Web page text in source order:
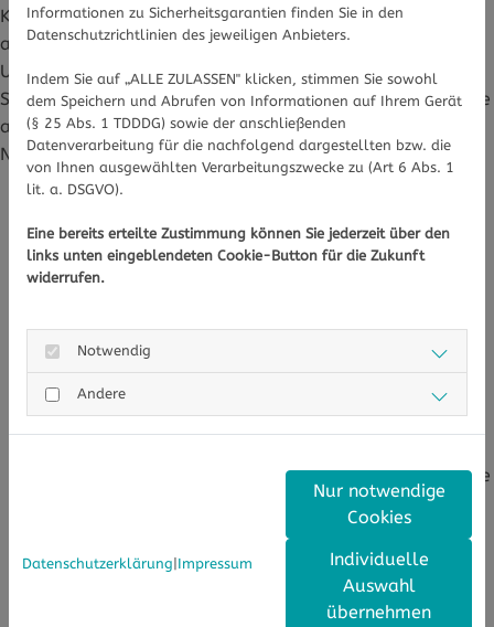
Krebs. Doch auch die Medikamente, die gegen diese und
andere Krankheiten eingenommen werden, können
Ursachen für das Schwitzen in der Nacht sein. Starkes
Schwitzen in der Nacht ist meistens in der Packungsbeilage
als Nebenwirkung angegeben. Zu den Medikamenten, die
Nachtschweiß verursachen können, zählen:
Fiebersenkende Mittel wie Paracetamol oder
Acetylsalicylsäure
Medikamente gegen Bronchitis oder Asthma wie
Salbutamol
Antidepressiva
Neuroleptika
Blutzuckersenkende Medikamente
Medikamente zur Hormonblockade, die bei Brust-
Hormonpräparate zur Behandlung von Endometriose
Durchblutungsfördernde Mittel zur Behandlung von
Schilddrüsenhormone
Informationen zu Sicherheitsgarantien finden Sie in den
Datenschutzrichtlinien des jeweiligen Anbieters.
Indem Sie auf „ALLE ZULASSEN" klicken, stimmen Sie sowohl
dem Speichern und Abrufen von Informationen auf Ihrem Gerät
(§ 25 Abs. 1 TDDDG) sowie der anschließenden
Datenverarbeitung für die nachfolgend dargestellten bzw. die
von Ihnen ausgewählten Verarbeitungszwecke zu (Art 6 Abs. 1
lit. a. DSGVO).
Eine bereits erteilte Zustimmung können Sie jederzeit über den
links unten eingeblendeten Cookie-Button für die Zukunft
widerrufen.
Notwendig
Andere
Datenschutzerklärung Impressum
Nur notwendige
Cookies
Individuelle
Auswahl
übernehmen